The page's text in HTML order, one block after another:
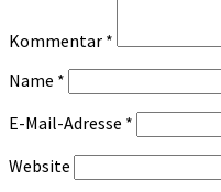
Kommentar *
Name *
E-Mail-Adresse *
Website